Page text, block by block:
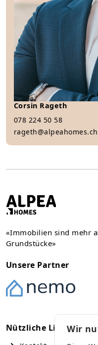
Corsin Rageth
078 224 50 58
rageth@alpeahomes.ch
«Immobilien sind mehr
Grundstücke»
Unsere Partner
Nützliche LinksWir